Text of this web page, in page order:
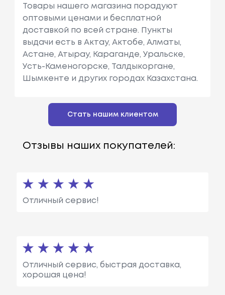
Товары нашего магазина порадуют
оптовыми ценами и бесплатной
доставкой по всей стране. Пункты
выдачи есть в Актау, Актобе, Алматы,
Астане, Атырау, Караганде, Уральске,
Усть-Каменогорске, Талдыкоргане,
Шымкенте и других городах Казахстана.
Стать нашим клиентом
Отзывы наших покупателей:
Отличный сервис!
Отличный сервис, быстрая доставка,
хорошая цена!